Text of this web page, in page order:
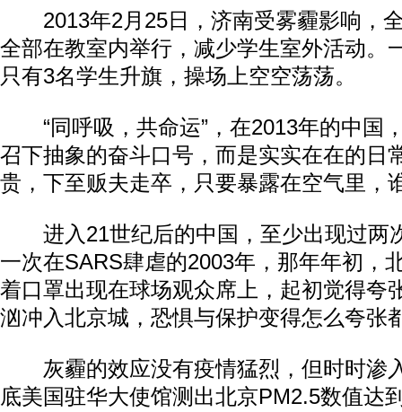
2013年2月25日，济南受雾霾影响，
全部在教室内举行，减少学生室外活动。
只有3名学生升旗，操场上空空荡荡。
“同呼吸，共命运”，在2013年的中国
召下抽象的奋斗口号，而是实实在在的日
贵，下至贩夫走卒，只要暴露在空气里，
进入21世纪后的中国，至少出现过两
一次在SARS肆虐的2003年，那年年初，
着口罩出现在球场观众席上，起初觉得夸
汹冲入北京城，恐惧与保护变得怎么夸张
灰霾的效应没有疫情猛烈，但时时渗
底美国驻华大使馆测出北京PM2.5数值达